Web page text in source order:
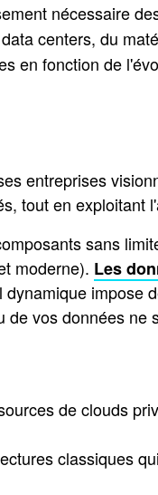
nécessaire
centers, du
en fonction de
entreprises
tout en exploitant
sans
moderne). Les
vos données ne
de clouds
classiques